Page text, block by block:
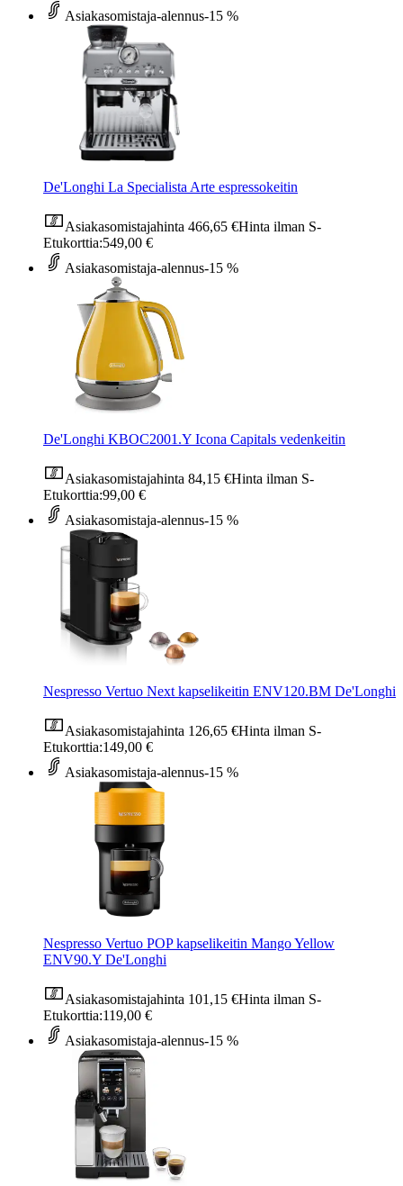
Asiakasomistaja-alennus-15 %
De'Longhi La Specialista Arte espressokeitin
Asiakasomistajahinta 466,65 €Hinta ilman S-
Etukorttia:549,00 €
Asiakasomistaja-alennus-15 %
De'Longhi KBOC2001.Y Icona Capitals vedenkeitin
Asiakasomistajahinta 84,15 €Hinta ilman S-
Etukorttia:99,00 €
Asiakasomistaja-alennus-15 %
Nespresso Vertuo Next kapselikeitin ENV120.BM De'Longhi
Asiakasomistajahinta 126,65 €Hinta ilman S-
Etukorttia:149,00 €
Asiakasomistaja-alennus-15 %
Nespresso Vertuo POP kapselikeitin Mango Yellow
ENV90.Y De'Longhi
Asiakasomistajahinta 101,15 €Hinta ilman S-
Etukorttia:119,00 €
Asiakasomistaja-alennus-15 %